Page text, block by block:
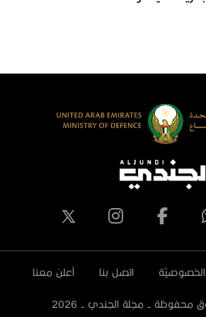
اتصل بنا أعلن معنا
محفوظة - مجلة الجندي - 2026